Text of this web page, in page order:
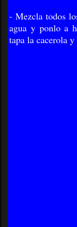
- Mezcla todos
agua y ponlo a
tapa la cacerola